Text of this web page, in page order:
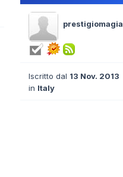
prestigiomagia
Iscritto dal 13 Nov. 2013
in Italy